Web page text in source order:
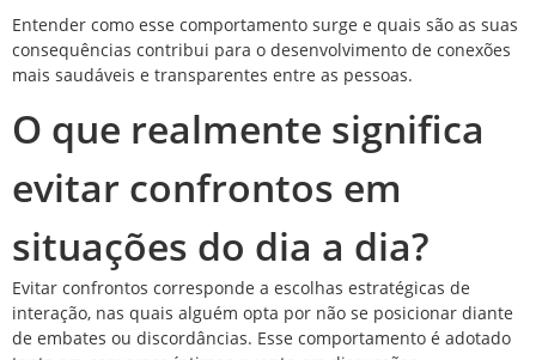
Entender como esse comportamento surge e quais são as suas
consequências contribui para o desenvolvimento de conexões
mais saudáveis e transparentes entre as pessoas.
O que realmente significa
evitar confrontos em
situações do dia a dia?
Evitar confrontos corresponde a escolhas estratégicas de
interação, nas quais alguém opta por não se posicionar diante
de embates ou discordâncias. Esse comportamento é adotado